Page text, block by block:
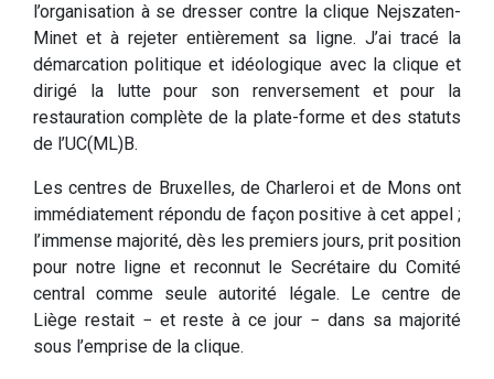
l’organisation à se dresser contre la clique Nejszaten-
Minet et à rejeter entièrement sa ligne. J’ai tracé la
démarcation politique et idéologique avec la clique et
dirigé la lutte pour son renversement et pour la
restauration complète de la plate-forme et des statuts
de l’UC(ML)B.
Les centres de Bruxelles, de Charleroi et de Mons ont
immédiatement répondu de façon positive à cet appel ;
l’immense majorité, dès les premiers jours, prit position
pour notre ligne et reconnut le Secrétaire du Comité
central comme seule autorité légale. Le centre de
Liège restait − et reste à ce jour − dans sa majorité
sous l’emprise de la clique.